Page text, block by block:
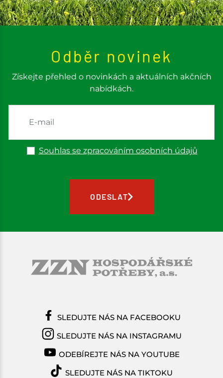
Odběr novinek
Získejte přehled o novinkách a aktuálních akčních
nabídkách.
Souhlas se zpracováním osobních údajů
ODESLAT
SLEDUJTE NÁS NA FACEBOOKU
SLEDUJTE NÁS NA INSTAGRAMU
ODEBÍREJTE NÁS NA YOUTUBE
SLEDUJTE NÁS NA TIKTOKU